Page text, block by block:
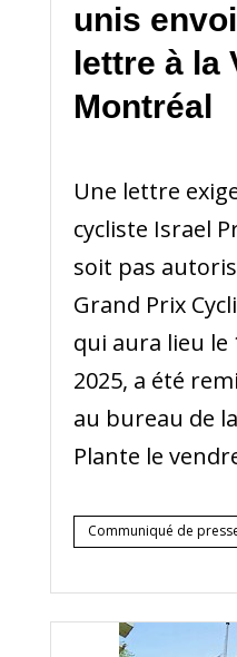
unis
lettre à la
Montréal
Une lettre
cycliste Israel
soit pas
Grand Prix
qui aura lieu le
2025, a été
au bureau de
Plante le
Communiqué de